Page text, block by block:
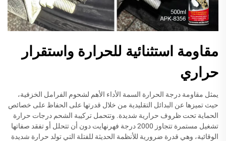
مقاومة استثنائية للحرارة واستقرار
حراري
يمثل مقاومة درجة الحرارة السمة الأداء الأهم لشحوم الفرامل الخزفية،
حيث تميزها عن البدائل التقليدية من خلال قدرتها على الحفاظ على خصائص
الحماية تحت ظروف حرارية شديدة. وتتحمل تركيبة الشحم درجات حرارة
تشغيل مستمرة تتجاوز 2000 درجة فهرنهايت دون أن تتحلل أو تفقد صفاتها
الوقائية، وهي قدرة ضرورية للأنظمة الحديثة للفتلة التي تولد حرارة شديدة